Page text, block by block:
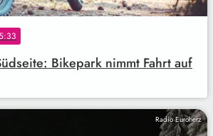
Bikepark nimmt Fahrt auf
Radio Euroherz